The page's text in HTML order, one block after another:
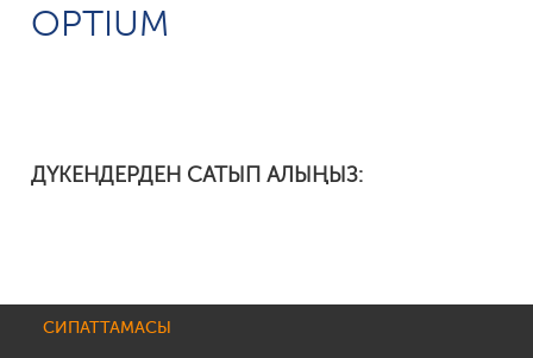
OPTIUM
ДҮКЕНДЕРДЕН САТЫП АЛЫҢЫЗ:
СИПАТТАМАСЫ